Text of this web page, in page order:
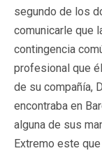
segundo de los
comunicarle que
contingencia
profesional que
de su compañía,
encontraba en
alguna de sus
Extremo este